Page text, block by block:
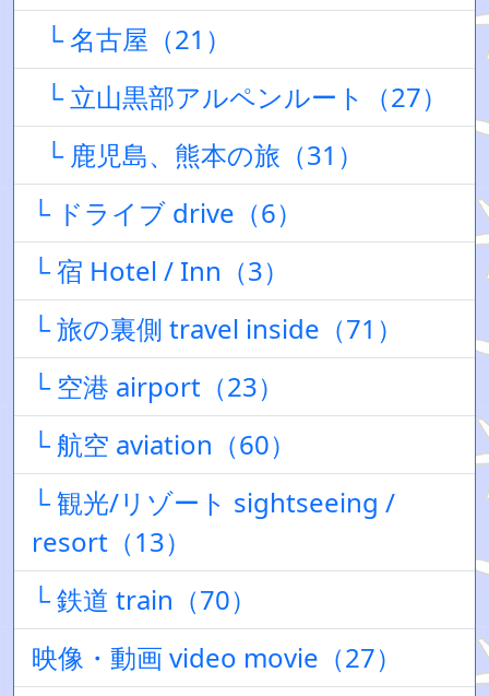
└ 名古屋（21）
└ 立山黒部アルペンルート（27）
└ 鹿児島、熊本の旅（31）
└ ドライブ drive（6）
└ 宿 Hotel / Inn（3）
└ 旅の裏側 travel inside（71）
└ 空港 airport（23）
└ 航空 aviation（60）
└ 観光/リゾート sightseeing /
resort（13）
└ 鉄道 train（70）
映像・動画 video movie（27）